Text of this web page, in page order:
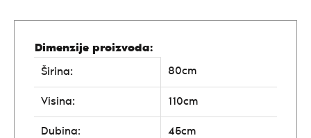
Dimenzije proizvoda:
Širina:
80cm
Visina: 110cm
Dubina: 45cm